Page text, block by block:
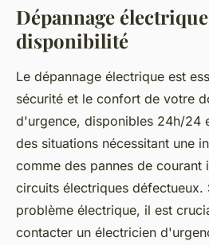
Dépannage
disponibilité
Le dépannage électrique est
sécurité et le confort de votre
d'urgence, disponibles 24h/24
des situations nécessitant une
comme des pannes de courant
circuits électriques défectueux.
problème électrique, il est
contacter un électricien